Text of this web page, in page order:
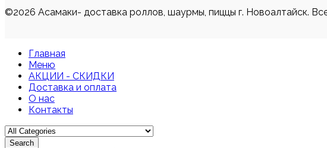
©2026 Асамаки- доставка роллов, шаурмы, пиццы г. Новоалтайск.
Главная
Меню
АКЦИИ - СКИДКИ
Доставка и оплата
О нас
Контакты
Search